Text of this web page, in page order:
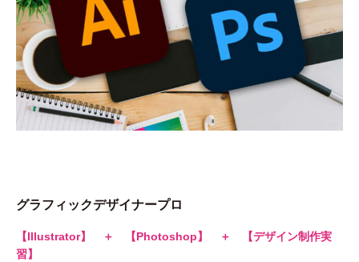
グラフィックデザイナープロ
【Illustrator】 ＋ 【Photoshop】
＋ 【デザイン制作実
習】